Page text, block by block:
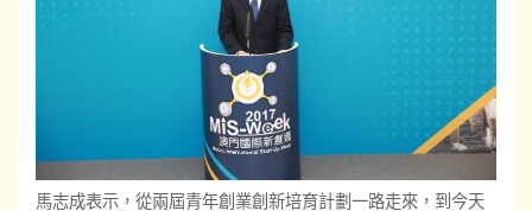
馬志成表示，從兩屆青年創業創新培育計劃一路走來，到今天